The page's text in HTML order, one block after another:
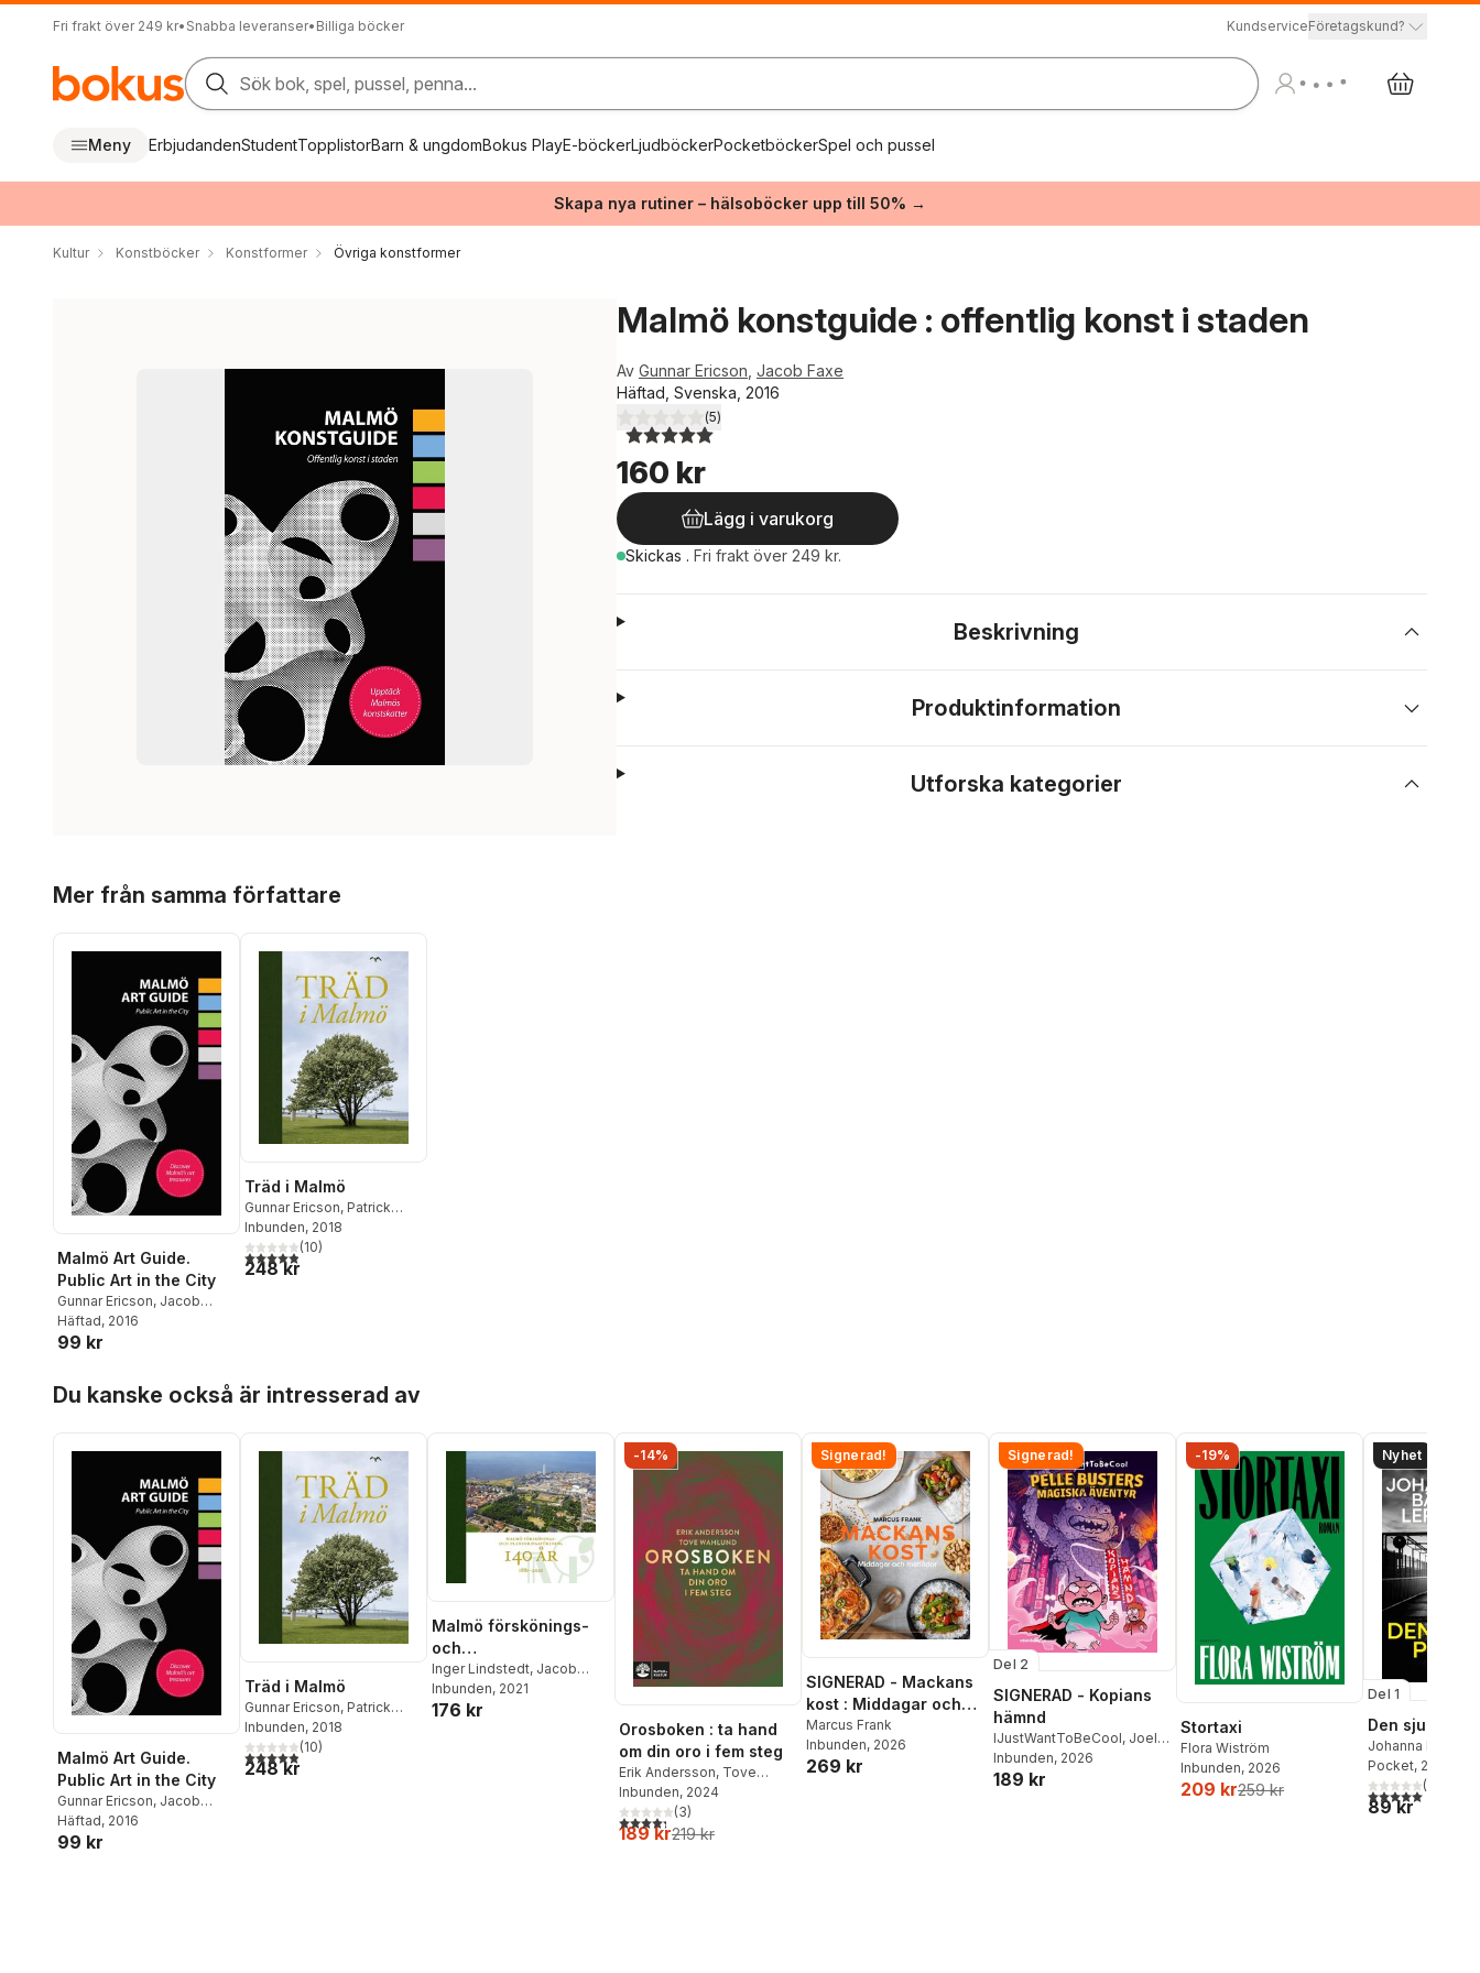
Fri frakt över 249 kr• Snabba leveranser• Billiga böcker KundserviceFöretagskund?
Sök bok, spel, pussel, penna...
Meny ErbjudandenStudentTopplistorBarn & ungdomBokus PlayE-böckerLjudböckerPocketböckerSpel och pussel
Skapa nya rutiner – hälsoböcker upp till 50% →
Kultur Konstböcker Konstformer Övriga konstformer
Malmö konstguide : offentlig konst i staden
Av Gunnar Ericson Jacob Faxe
Häftad, Svenska, 2016
5,0utav 5 stjärnor. Totalt antal röster:
(5)
160 kr
Lägg i varukorg
Skickas . Fri frakt över 249 kr.
Beskrivning
Produktinformation
Utforska kategorier
Mer från samma författare
Malmö Art Guide.
Public Art in the City
Gunnar Ericson, Jacob
Faxe,Thyra Evenäs Brandt
Merja Diaz
Häftad, 2016
99 kr
Träd i Malmö
Gunnar Ericson, Patrick
Bellan,Camilla Anderson
Inbunden, 2018
4,9utav 5 stjärnor. Totalt antal röster:
(10)
248 kr
Du kanske också är intresserad av
Malmö Art Guide.
Public Art in the City
Gunnar Ericson, Jacob
Faxe,Thyra Evenäs Brandt
Merja Diaz
Häftad, 2016
99 kr
Träd i Malmö
Gunnar Ericson, Patrick
Bellan,Camilla Anderson
Inbunden, 2018
4,9utav 5 stjärnor. Totalt antal röster:
(10)
248 kr
Malmö förskönings-
och
planteringsförening
140 år : 1881-2021
Inger Lindstedt, Jacob
Faxe,Åsa Klintborg Ahlklo
Göran Larsson
Inbunden, 2021
176 kr
-14%
Orosboken : ta hand
om din oro i fem steg
Erik Andersson, Tove
Wahlund
Inbunden, 2024
4,3utav 5 stjärnor. Totalt antal röster:
(3)
189 kr219 kr
Signerad!
SIGNERAD - Mackans
kost : Middagar och
matlådor
Marcus Frank
Inbunden, 2026
269 kr
Signerad!
Del 2
SIGNERAD - Kopians
hämnd
IJustWantToBeCool, Joel
Adolphson,Emil Ejdemo
Beer ,Victor Beer
Inbunden, 2026
189 kr
-19%
Stortaxi
Flora Wiström
Inbunden, 2026
209 kr259 kr
Nyhet
Del 1
Den sjunde
Johanna
Lerneby
Pocket, 2026
5,0utav 5(
89 kr